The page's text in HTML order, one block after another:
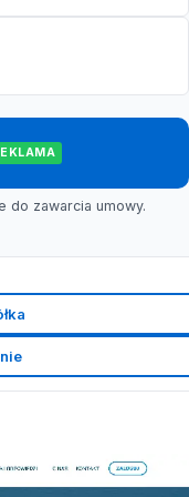
do zawarcia umowy.